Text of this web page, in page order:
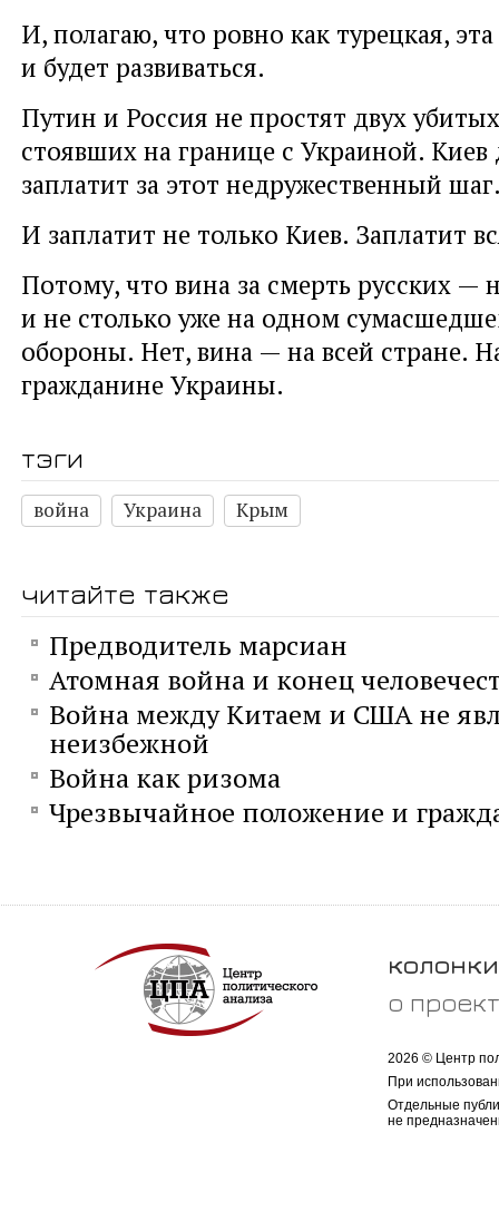
И, полагаю, что ровно как турецкая,
и будет развиваться.
Путин и Россия не простят двух
стоявших на границе с Украиной. Киев
заплатит за этот недружественный
И заплатит не только Киев. Заплатит
Потому, что вина за смерть русских —
и не столько уже на одном
обороны. Нет, вина — на всей стране.
гражданине Украины.
тэги
война Украина Крым
читайте также
Предводитель марсиан
Атомная война и конец
Война между Китаем и США не
неизбежной
Война как ризома
Чрезвычайное положение и
колонки
о
2026 © Центр
При
Отдельные
не